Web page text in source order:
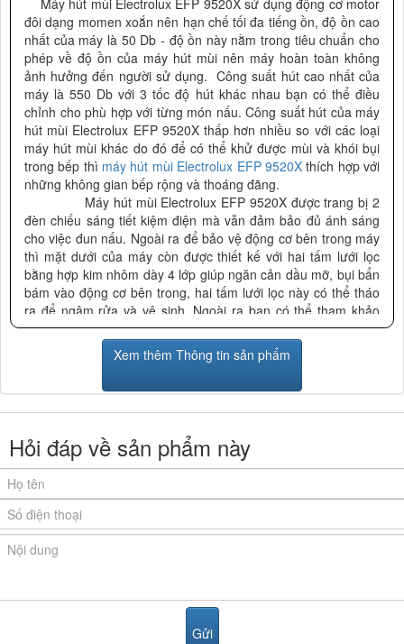
đôi dạng momen xoắn nên hạn chế tối đa tiếng ồn, độ ồn cao
nhất của máy là 50 Db - độ ồn này nằm trong tiêu chuẩn cho
phép về độ ồn của máy hút mùi nên máy hoàn toàn không
ảnh hưởng đến người sử dụng. Công suất hút cao nhất của
máy là 550 Db với 3 tốc độ hút khác nhau bạn có thể điều
chỉnh cho phù hợp với từng món nấu. Công suất hút của máy
hút mùi Electrolux EFP 9520X thấp hơn nhiều so với các loại
máy hút mùi khác do đó để có thể khử được mùi và khói bụi
trong bếp thì máy hút mùi Electrolux EFP 9520Xthích hợp với
những không gian bếp rộng và thoáng đãng.
Máy hút mùi Electrolux EFP 9520X được trang bị 2
đèn chiếu sáng tiết kiệm điện mà vẫn đảm bảo đủ ánh sáng
cho việc đun nấu. Ngoài ra để bảo vệ động cơ bên trong máy
thì mặt dưới của máy còn được thiết kế với hai tấm lưới lọc
bằng hợp kim nhôm dày 4 lớp giúp ngăn cản dầu mỡ, bụi bẩn
bám vào động cơ bên trong, hai tấm lưới lọc này có thể tháo
ra để ngâm rửa và vệ sinh. Ngoài ra bạn có thể tham khảo
thêm một số model của hãng như :Máy hút mùi Electrolux
Xem thêm Thông tin sản phẩm
Hỏi đáp về sản phẩm này